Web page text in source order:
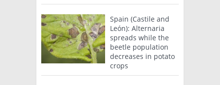
Spain (Castile and
León): Alternaria
spreads while the
beetle population
decreases in potato
crops